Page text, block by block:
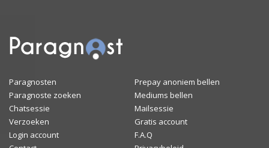
Paragnosten
Prepay anoniem bellen
Paragnoste zoeken
Mediums bellen
Chatsessie
Mailsessie
Verzoeken
Gratis account
Login account
F.A.Q